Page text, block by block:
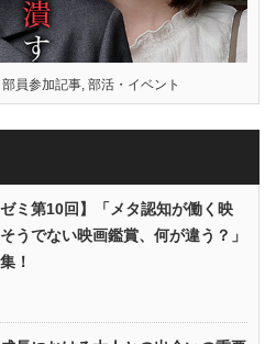
部員参加記事 部活・イベント
ゼミ第10回】「メタ認知が働く映
うでない映画鑑賞、何が違う？」
！